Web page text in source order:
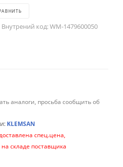
Внутрений код:WM-1479600050
аналоги, просьба сообщить об
KLEMSAN
спец.цена,
складе поставщика